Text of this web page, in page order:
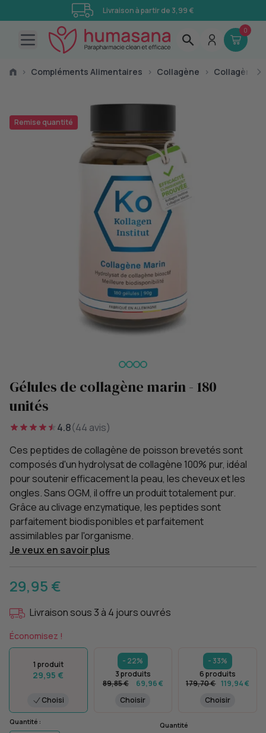
Livraison à partir de 3,99 €
Open main menu
0
› Compléments Alimentaires › Collagène › Collagène
Remise quantité
Gélules de collagène marin - 180
unités
4.8(44 avis)
Ces peptides de collagène de poisson brevetés sont
composés d'un hydrolysat de collagène 100% pur, idéal
pour soutenir efficacement la peau, les cheveux et les
ongles. Sans OGM, il offre un produit totalement pur.
Grâce au clivage enzymatique, les peptides sont
parfaitement biodisponibles et parfaitement
assimilables par l'organisme.
Je veux en savoir plus
29,95 €
Livraison sous 3 à 4 jours ouvrés
Économisez !
1 produit
29,95 €
Choisi
- 22%
3 produits
89,85 €
69,96 €
Choisir
- 33%
6 produits
179,70 € 119,94 €
Choisir
Quantité : Quantité